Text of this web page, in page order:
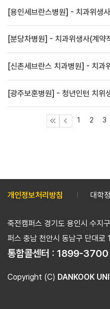
[분당차병원] - 치과위생사(계약
1 2 3
개인정보처리방침 대학
죽전캠퍼스 경기도 용인시 수
퍼스 충남 천안시 동남구 단대로
통합콜센터 : 1899-3700
Copyright (C) DANKOOK